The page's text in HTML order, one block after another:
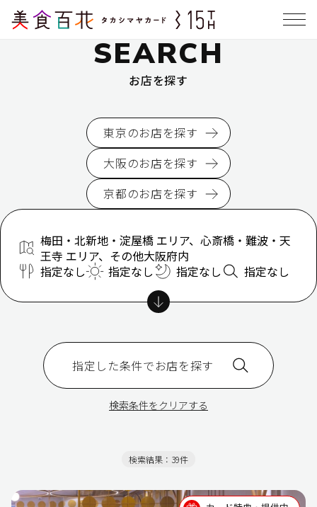
SEARCH
お店を探す
東京のお店を探す
大阪のお店を探す
京都のお店を探す
梅田・北新地・淀屋橋 エリア、心斎橋・難波・天
王寺 エリア、その他大阪府内
指定なし
指定なし 指定なし 指定なし
指定した条件でお店を探す
検索条件をクリアする
検索結果：39件